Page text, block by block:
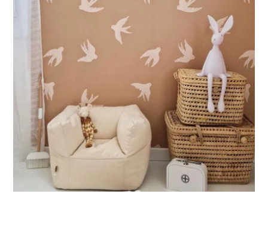
Ideale per spazi in cui l’altezza è maggiore della larghezza
(scale, pareti strette e alte, ecc.).